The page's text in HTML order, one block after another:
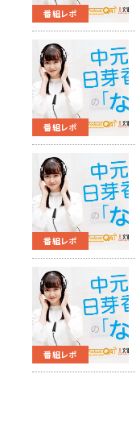
番組レポ
番組レポ
番組レポ
番組レポ